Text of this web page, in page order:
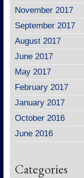
November 2017
September 2017
August 2017
June 2017
May 2017
February 2017
January 2017
October 2016
June 2016
Categories